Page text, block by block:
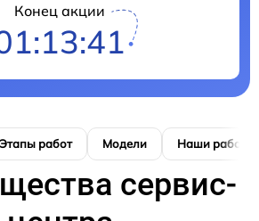
Конец акции
Этапы работ Модели Наши работы
сервис-